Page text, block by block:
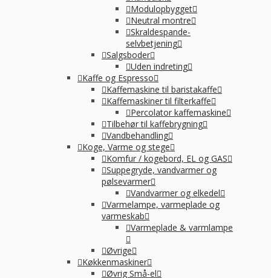
Modulopbygget
Neutral montre
Skraldespande-
selvbetjening
Salgsboder
Uden indreting
Kaffe og Espresso
Kaffemaskine til baristakaffe
Kaffemaskiner til filterkaffe
Percolator kaffemaskine
Tilbehør til kaffebrygning
Vandbehandling
Koge, Varme og stege
Komfur / kogebord, EL og GAS
Suppegryde, vandvarmer og
pølsevarmer
Vandvarmer og elkedel
Varmelampe, varmeplade og
varmeskab
Varmeplade & varmlampe
Øvrige
Køkkenmaskiner
Øvrig Små-el